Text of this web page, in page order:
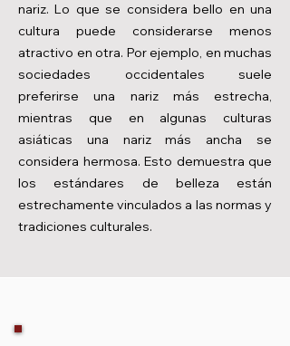
nariz. Lo que se considera bello en una
cultura puede considerarse menos
atractivo en otra. Por ejemplo, en muchas
sociedades occidentales suele
preferirse una nariz más estrecha,
mientras que en algunas culturas
asiáticas una nariz más ancha se
considera hermosa. Esto demuestra que
los estándares de belleza están
estrechamente vinculados a las normas y
tradiciones culturales.